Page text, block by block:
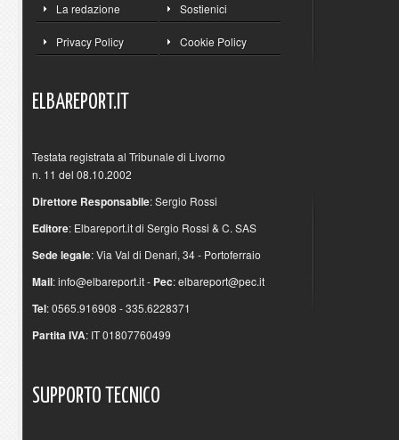
La redazione Sostienici
Privacy Policy Cookie Policy
ELBAREPORT.IT
Testata registrata al Tribunale di Livorno
n. 11 del 08.10.2002
Direttore Responsabile: Sergio Rossi
Editore: Elbareport.it di Sergio Rossi & C. SAS
Sede legale: Via Val di Denari, 34 - Portoferraio
Mail:info@elbareport.it- Pec:elbareport@pec.it
Tel: 0565.916908 - 335.6228371
Partita IVA: IT 01807760499
SUPPORTO TECNICO